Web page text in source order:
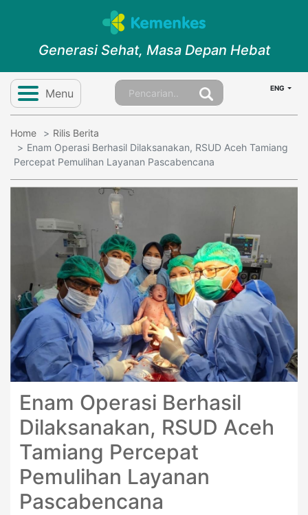
Generasi Sehat, Masa Depan Hebat
Menu ENG
Home
Rilis Berita
Enam Operasi Berhasil Dilaksanakan, RSUD Aceh Tamiang
Percepat Pemulihan Layanan Pascabencana
Enam Operasi Berhasil
Dilaksanakan, RSUD Aceh
Tamiang Percepat
Pemulihan Layanan
Pascabencana